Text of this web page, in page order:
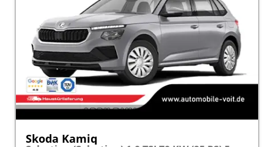
Skoda Kamiq